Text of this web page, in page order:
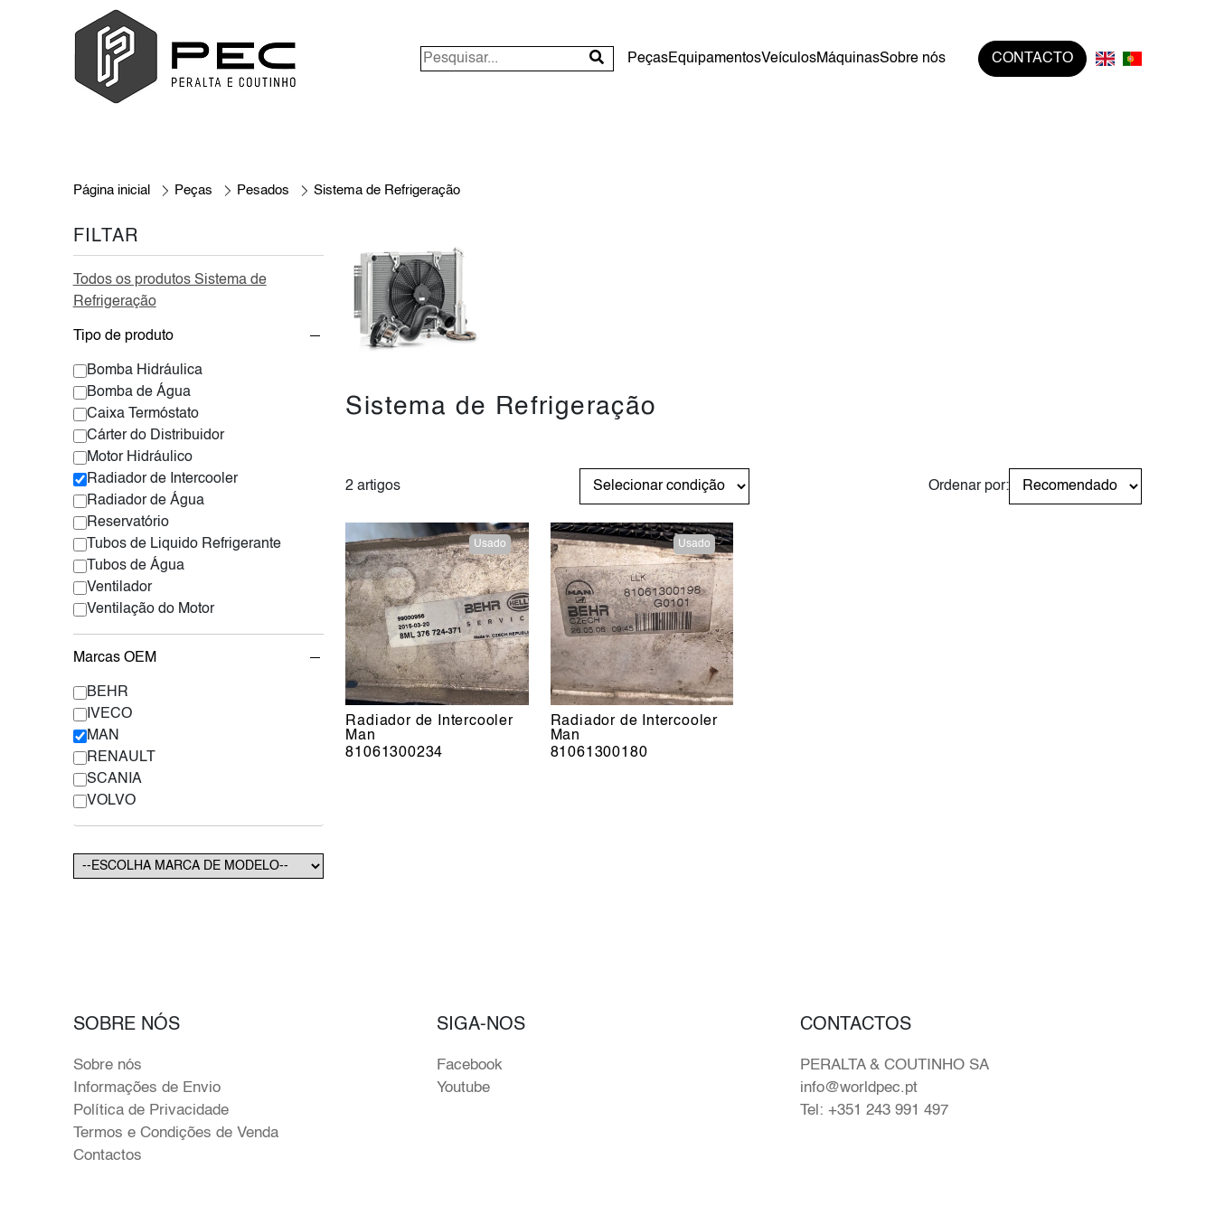
PeçasEquipamentosVeículosMáquinasSobre nós CONTACTO
Página inicial Peças Pesados Sistema de Refrigeração
FILTAR
Todos os produtos Sistema de
Refrigeração
Tipo de produto
Bomba Hidráulica
Bomba de Água
Caixa Termóstato
Cárter do Distribuidor
Motor Hidráulico
Radiador de Intercooler
Radiador de Água
Reservatório
Tubos de Liquido Refrigerante
Tubos de Água
Ventilador
Ventilação do Motor
Marcas OEM
BEHR
IVECO
MAN
RENAULT
SCANIA
VOLVO
Sistema de Refrigeração
2 artigos Ordenar por:
Usado
Radiador de Intercooler
Man
81061300234
Usado
Radiador de Intercooler
Man
81061300180
SOBRE NÓS
Sobre nós
Informações de Envio
Política de Privacidade
Termos e Condições de Venda
Contactos
SIGA-NOS
Facebook
Youtube
CONTACTOS
PERALTA & COUTINHO SA
info@worldpec.pt
Tel: +351 243 991 497